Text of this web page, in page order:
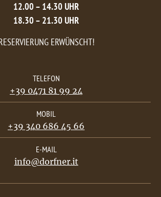
12.00 – 14.30 UHR
18.30 – 21.30 UHR
ERWÜNSCHT!
TELEFON
+39 0471 81 99 24
MOBIL
+39 340 686 45 66
E-MAIL
info@dorfner.it